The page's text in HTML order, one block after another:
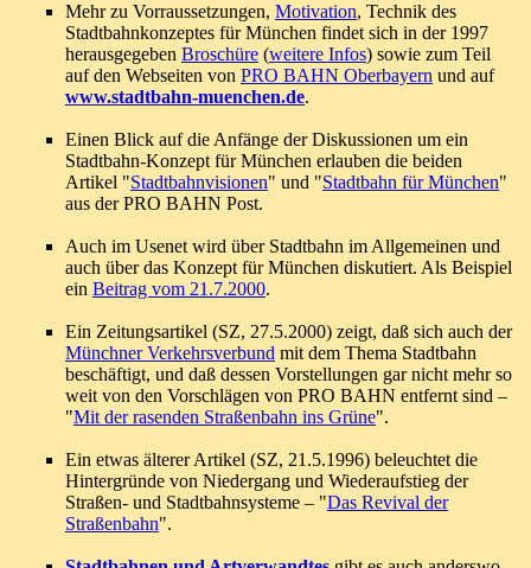
Mehr zu Vorraussetzungen, Motivation, Technik des
Stadtbahnkonzeptes für München findet sich in der 1997
herausgegeben Broschüre (weitere Infos) sowie zum Teil
auf den Webseiten von PRO BAHN Oberbayern und auf
www.stadtbahn-muenchen.de.
Einen Blick auf die Anfänge der Diskussionen um ein
Stadtbahn-Konzept für München erlauben die beiden
Artikel "Stadtbahnvisionen" und "Stadtbahn für München"
aus der PRO BAHN Post.
Auch im Usenet wird über Stadtbahn im Allgemeinen und
auch über das Konzept für München diskutiert. Als Beispiel
ein Beitrag vom 21.7.2000.
Ein Zeitungsartikel (SZ, 27.5.2000) zeigt, daß sich auch der
Münchner Verkehrsverbund mit dem Thema Stadtbahn
beschäftigt, und daß dessen Vorstellungen gar nicht mehr so
weit von den Vorschlägen von PRO BAHN entfernt sind –
"Mit der rasenden Straßenbahn ins Grüne".
Ein etwas älterer Artikel (SZ, 21.5.1996) beleuchtet die
Hintergründe von Niedergang und Wiederaufstieg der
Straßen- und Stadtbahnsysteme – "Das Revival der
Straßenbahn".